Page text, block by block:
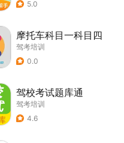
5.0
摩托车科目一科目四
驾考培训
0.0
驾校考试题库通
驾考培训
4.6